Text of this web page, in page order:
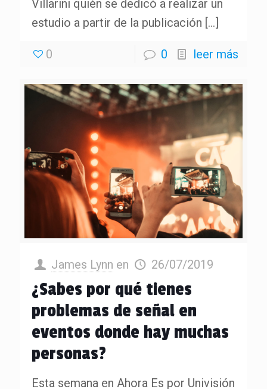
Villarini quién se dedicó a realizar un
estudio a partir de la publicación […]
0 0 leer más
James Lynn en 26/07/2019
¿Sabes por qué tienes
problemas de señal en
eventos donde hay muchas
personas?
Esta semana en Ahora Es por Univisión